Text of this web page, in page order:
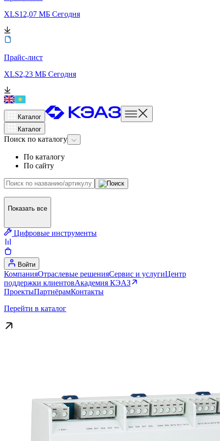
XLS12,07 МБ Сегодня
Прайс-лист
XLS2,23 МБ Сегодня
Каталог
Каталог
Поиск по каталогу
По каталогу
По сайту
Показать все
Цифровые инструменты
Войти
КомпанияОтраслевые решенияСервис и услугиЦентр
поддержки клиентовАкадемия КЭАЗ
ПроектыПартнёрамКонтакты
Перейти в каталог